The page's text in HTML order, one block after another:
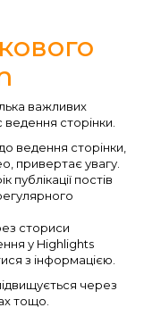
важливих
ведення сторінки.
ведення сторінки,
привертає увагу.
публікації постів
сториси
у Highlights
з інформацією.
через
тощо.